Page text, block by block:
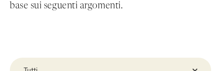
base sui seguenti argomenti.